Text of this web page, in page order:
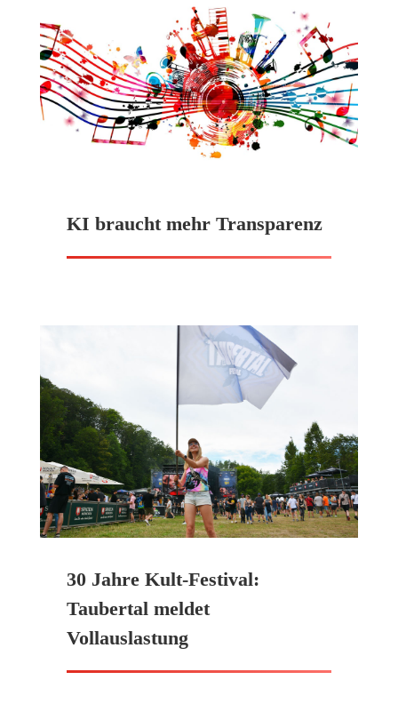
KI braucht mehr Transparenz
30 Jahre Kult-Festival:
Taubertal meldet
Vollauslastung